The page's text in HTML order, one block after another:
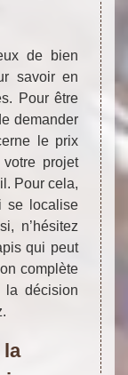
de bien
savoir en
Pour être
demander
le prix
projet
Pour cela,
se localise
n’hésitez
qui peut
complète
la décision
la